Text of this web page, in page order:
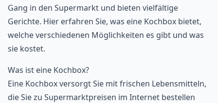
Gang in den Supermarkt und bieten vielfältige
Gerichte. Hier erfahren Sie, was eine Kochbox bietet,
welche verschiedenen Möglichkeiten es gibt und was
sie kostet.
Was ist eine Kochbox?
Eine Kochbox versorgt Sie mit frischen Lebensmitteln,
die Sie zu Supermarktpreisen im Internet bestellen